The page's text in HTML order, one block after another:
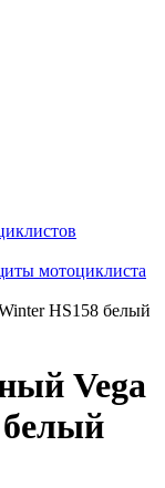
мотоциклиста
HS158 белый
Vega